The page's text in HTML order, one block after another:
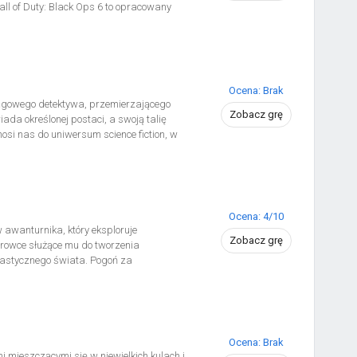
of Duty: Black Ops 6 to opracowany
trybem wieloosobowym oraz
detektywa, przemierzającego
określonej postaci, a swoją talię
nas do uniwersum science fiction, w
rozprawił się z problemem, zanim
gry Rust Tactics, by stawić czoła
Ocena: Brak
Zobacz grę
awanturnika, który eksploruje
służące mu do tworzenia
świata. Pogoń za
Ocena: 4/10
Zobacz grę
Ocena: Brak